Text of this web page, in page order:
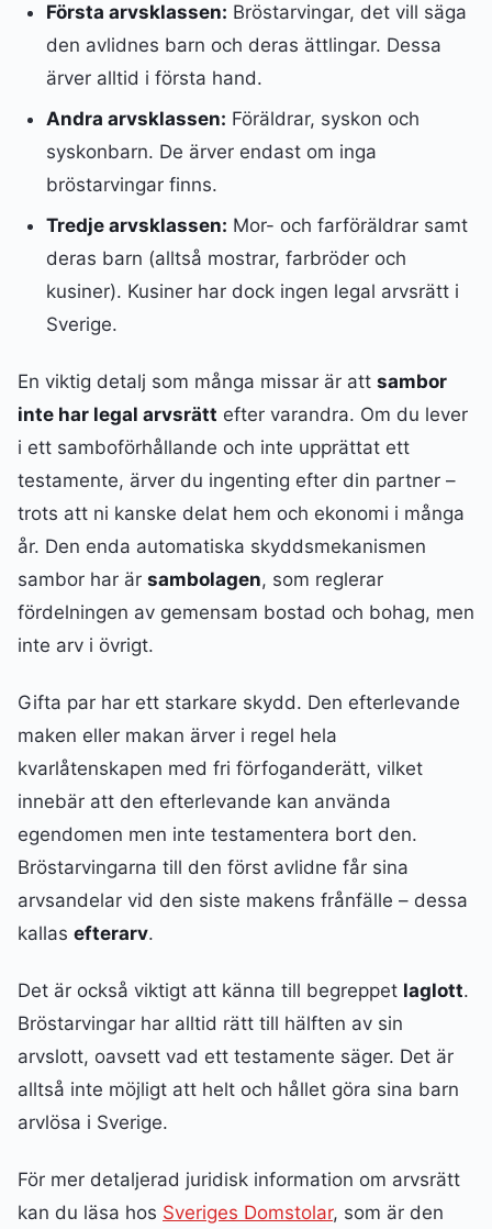
Första arvsklassen: Bröstarvingar, det vill säga
den avlidnes barn och deras ättlingar. Dessa
ärver alltid i första hand.
Andra arvsklassen: Föräldrar, syskon och
syskonbarn. De ärver endast om inga
bröstarvingar finns.
Tredje arvsklassen: Mor- och farföräldrar samt
deras barn (alltså mostrar, farbröder och
kusiner). Kusiner har dock ingen legal arvsrätt i
Sverige.
En viktig detalj som många missar är att sambor
inte har legal arvsrätt efter varandra. Om du lever
i ett samboförhållande och inte upprättat ett
testamente, ärver du ingenting efter din partner –
trots att ni kanske delat hem och ekonomi i många
år. Den enda automatiska skyddsmekanismen
sambor har är sambolagen, som reglerar
fördelningen av gemensam bostad och bohag, men
inte arv i övrigt.
Gifta par har ett starkare skydd. Den efterlevande
maken eller makan ärver i regel hela
kvarlåtenskapen med fri förfoganderätt, vilket
innebär att den efterlevande kan använda
egendomen men inte testamentera bort den.
Bröstarvingarna till den först avlidne får sina
arvsandelar vid den siste makens frånfälle – dessa
kallas efterarv.
Det är också viktigt att känna till begreppet laglott.
Bröstarvingar har alltid rätt till hälften av sin
arvslott, oavsett vad ett testamente säger. Det är
alltså inte möjligt att helt och hållet göra sina barn
arvlösa i Sverige.
För mer detaljerad juridisk information om arvsrätt
kan du läsa hos Sveriges Domstolar, som är den